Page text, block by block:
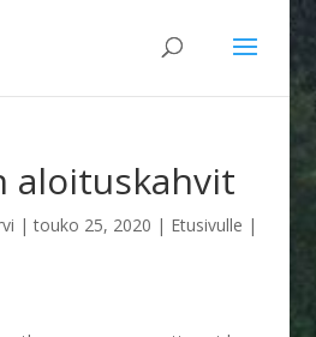
aloituskahvit
|touko 25, 2020 | Etusivulle |